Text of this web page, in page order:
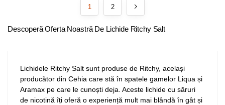
1 2
Descoperă Oferta Noastră De Lichide Ritchy Salt
Lichidele Ritchy Salt sunt produse de Ritchy, același
producător din Cehia care stă în spatele gamelor Liqua și
Aramax pe care le cunoști deja. Aceste lichide cu săruri
de nicotină îți oferă o experiență mult mai blândă în gât și